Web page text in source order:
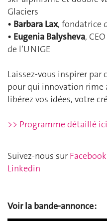
Glaciers
• Barbara Lax, fondatrice
• Eugenia Balysheva,
de l’UNIGE
Laissez-vous inspirer par
pour qui innovation rime
libérez vos idées, votre
>> Programme détaillé ici
Suivez-nous sur Facebook
Linkedin
Voir la bande-annonce :